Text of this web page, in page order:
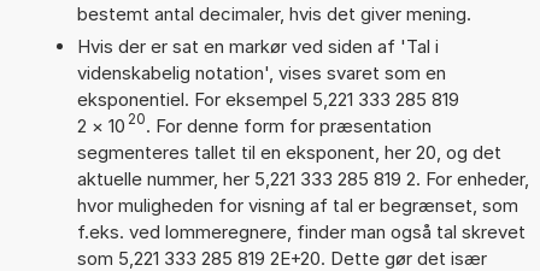
bestemt antal decimaler, hvis det giver mening.
Hvis der er sat en markør ved siden af 'Tal i
videnskabelig notation', vises svaret som en
eksponentiel. For eksempel 5,221 333 285 819
2 × 10 20. For denne form for præsentation
segmenteres tallet til en eksponent, her 20, og det
aktuelle nummer, her 5,221 333 285 819 2. For enheder,
hvor muligheden for visning af tal er begrænset, som
f.eks. ved lommeregnere, finder man også tal skrevet
som 5,221 333 285 819 2E+20. Dette gør det især